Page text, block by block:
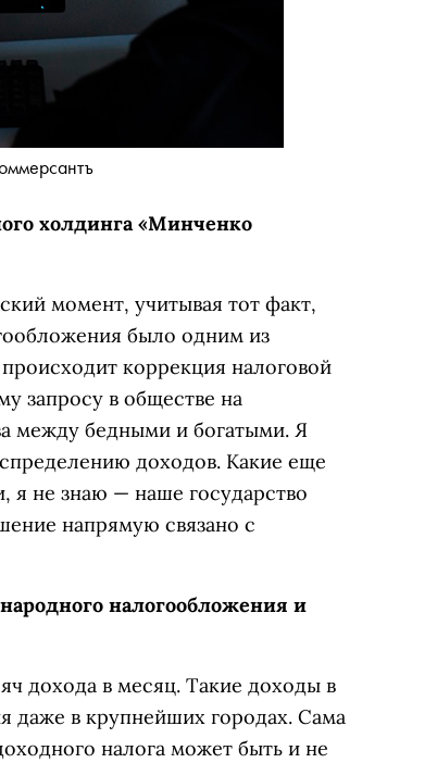
холдинга «‎Минченко
момент, учитывая тот факт,
было одним из
коррекция налоговой
запросу в обществе на
между бедными и богатыми. Я
доходов. Какие еще
я не знаю — наше государство
напрямую связано с
налогообложения и
дохода в месяц. Такие доходы в
даже в крупнейших городах. Сама
налога может быть и не